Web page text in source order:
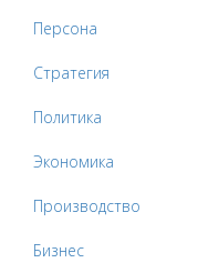
Персона
Стратегия
Политика
Экономика
Производство
Бизнес